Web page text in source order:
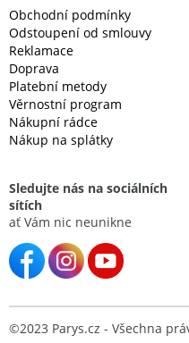
Obchodní podmínky
Odstoupení od smlouvy
Reklamace
Doprava
Platební metody
Věrnostní program
Nákupní rádce
Nákup na splátky
Sledujte nás na sociálních
sítích
ať Vám nic neunikne
©2023 Parys.cz - Všechna